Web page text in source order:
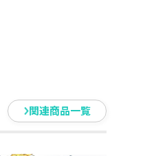
関連商品一覧